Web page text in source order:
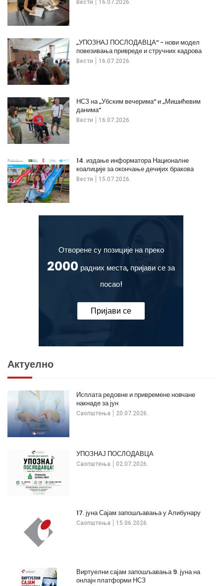
Вести 16.07.2026.
Вести 16.07.2026.
„УПОЗНАЈ ПОСЛОДАВЦА“ - нови модел
повезивања привреде и стручних кадрова
Вести 16.07.2026.
НСЗ на „Убским вечерима“ и „Мишићевим
данима“
Вести 15.07.2026.
14. издање информатора Националне
коалиције за окончање дечијих бракова
Отворене су позиције на преко
2000 радних места, пријави се за
посао!
Пријави се
Актуелно
Саопштења 20.07.2026.
Исплата редовне и привремене новчане
накнаде за јун
Саопштења 02.07.2026.
УПОЗНАЈ ПОСЛОДАВЦА
Саопштења 15.06.2026.
17. јуна Сајам запошљавања у Алибунару
Виртуелни сајам запошљавања 9. јуна на
онлајн платформи НСЗ